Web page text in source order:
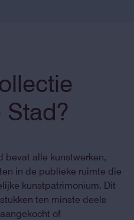
bevat alle kunstwerken,
in de publieke ruimte die
kunstpatrimonium. Dit
ten minste deels
of